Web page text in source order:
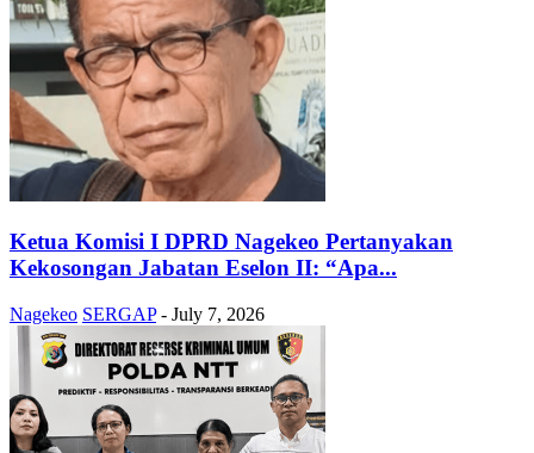
Ketua Komisi I DPRD Nagekeo Pertanyakan
Kekosongan Jabatan Eselon II: “Apa...
Nagekeo SERGAP - July 7, 2026